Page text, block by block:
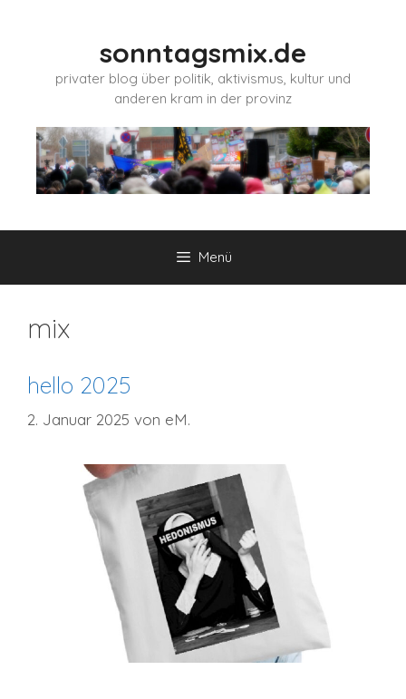
sonntagsmix.de
privater blog über politik, aktivismus, kultur und
anderen kram in der provinz
Menü
mix
hello 2025
2. Januar 2025 von eM.